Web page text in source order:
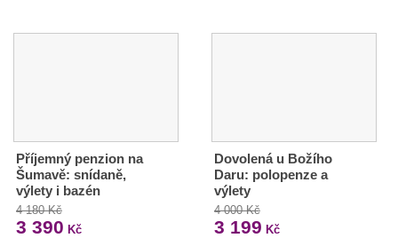
Příjemný penzion na
Šumavě: snídaně,
výlety i bazén
4 180 Kč
3 390 Kč
Dovolená u Božího
Daru: polopenze a
výlety
4 000 Kč
3 199 Kč